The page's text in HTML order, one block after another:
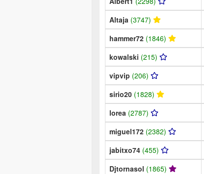
Altaja (3747)
hammer72 (1846)
kowalski (215)
vipvip (206)
sirio20 (1828)
lorea (2787)
miguel172 (2382)
jabitxo74 (455)
Djtornasol (1865)